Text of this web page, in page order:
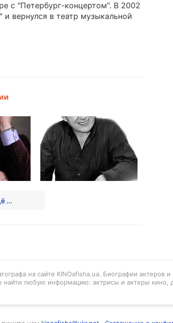
с "Петербург-концертом". В 2002
и вернулся в театр музыкальной
...
на сайте KINOafisha.ua. Биографии актеров
любую информацию: актрисы и актеры кино,